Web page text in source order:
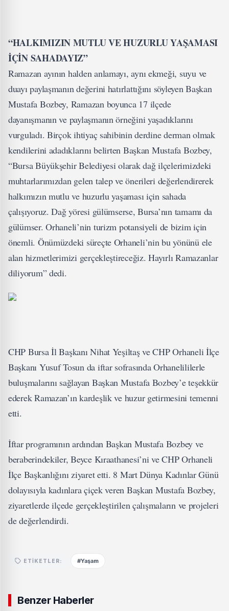
“HALKIMIZIN MUTLU VE HUZURLU YAŞAMASI
İÇİN SAHADAYIZ”
Ramazan ayının halden anlamayı, aynı ekmeği, suyu ve
duayı paylaşmanın değerini hatırlattığını söyleyen Başkan
Mustafa Bozbey, Ramazan boyunca 17 ilçede
dayanışmanın ve paylaşmanın örneğini yaşadıklarını
vurguladı. Birçok ihtiyaç sahibinin derdine derman olmak
kendilerini adadıklarını belirten Başkan Mustafa Bozbey,
“Bursa Büyükşehir Belediyesi olarak dağ ilçelerimizdeki
muhtarlarımızdan gelen talep ve önerileri değerlendirerek
halkımızın mutlu ve huzurlu yaşaması için sahada
çalışıyoruz. Dağ yöresi gülümserse, Bursa’nın tamamı da
gülümser. Orhaneli’nin turizm potansiyeli de bizim için
önemli. Önümüzdeki süreçte Orhaneli’nin bu yönünü ele
alan hizmetlerimizi gerçekleştireceğiz. Hayırlı Ramazanlar
diliyorum” dedi.
CHP Bursa İl Başkanı Nihat Yeşiltaş ve CHP Orhaneli İlçe
Başkanı Yusuf Tosun da iftar sofrasında Orhanelililerle
buluşmalarını sağlayan Başkan Mustafa Bozbey’e teşekkür
ederek Ramazan’ın kardeşlik ve huzur getirmesini temenni
etti.
İftar programının ardından Başkan Mustafa Bozbey ve
beraberindekiler, Beyce Kıraathanesi’ni ve CHP Orhaneli
İlçe Başkanlığını ziyaret etti. 8 Mart Dünya Kadınlar Günü
dolayısıyla kadınlara çiçek veren Başkan Mustafa Bozbey,
ziyaretlerde ilçede gerçekleştirilen çalışmaların ve projeleri
de değerlendirdi.
ETIKETLER: #Yaşam
Benzer Haberler